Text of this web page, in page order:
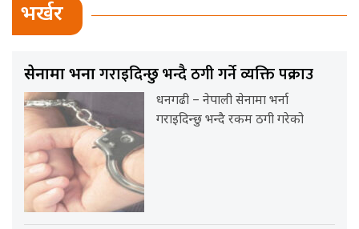
भर्खर
सेनामा भर्नागराइदिन्छु भन्दै ठगी गर्ने व्यक्ति पक्राउ
धनगढी – नेपाली सेनामा भर्ना
गराइदिन्छु भन्दै रकम ठगी गरेको